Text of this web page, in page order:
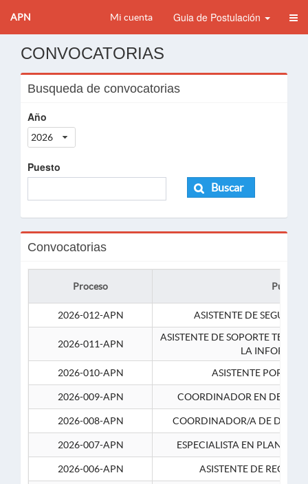
APN Mi cuenta Guia de Postulación
CONVOCATORIAS
Busqueda de convocatorias
Año
2026
Puesto
Buscar
Convocatorias
Proceso Puesto
2026-012-APN ASISTENTE DE
2026-011-APN
ASISTENTE DE SOPORTE
LA
2026-010-APN
ASISTENTE
2026-009-APN COORDINADOR EN
2026-008-APN COORDINADOR/A DE
2026-007-APN ESPECIALISTA EN
2026-006-APN ASISTENTE DE